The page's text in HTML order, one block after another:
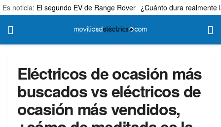
Es noticia: El segundo EV de Range Rover ¿Cuánto dura realmente
Eléctricos de ocasión más
buscados vs eléctricos de
ocasión más vendidos,